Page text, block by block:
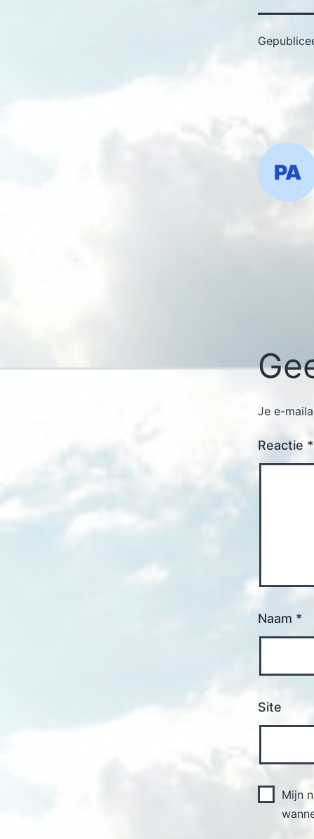
Je e-
Reactie *
Naam *
Site
Mijn